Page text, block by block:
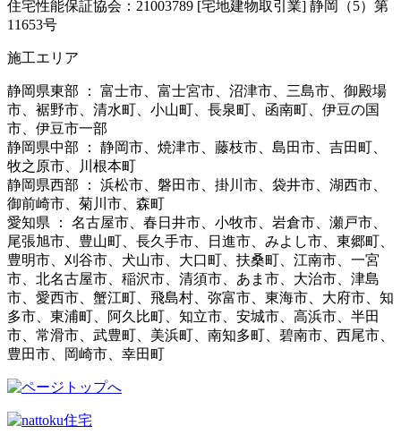
住宅性能保証協会：21003789 [宅地建物取引業] 静岡（5）第
11653号
施工エリア
静岡県東部 ： 富士市、富士宮市、沼津市、三島市、御殿場
市、裾野市、清水町、小山町、長泉町、函南町、伊豆の国
市、伊豆市一部
静岡県中部 ： 静岡市、焼津市、藤枝市、島田市、吉田町、
牧之原市、川根本町
静岡県西部 ： 浜松市、磐田市、掛川市、袋井市、湖西市、
御前崎市、菊川市、森町
愛知県 ： 名古屋市、春日井市、小牧市、岩倉市、瀬戸市、
尾張旭市、豊山町、長久手市、日進市、みよし市、東郷町、
豊明市、刈谷市、犬山市、大口町、扶桑町、江南市、一宮
市、北名古屋市、稲沢市、清須市、あま市、大治市、津島
市、愛西市、蟹江町、飛島村、弥富市、東海市、大府市、知
多市、東浦町、阿久比町、知立市、安城市、高浜市、半田
市、常滑市、武豊町、美浜町、南知多町、碧南市、西尾市、
豊田市、岡崎市、幸田町